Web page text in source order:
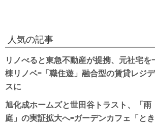
人気の記事
リノべると東急不動産が提携、元社宅を
棟リノベ=「職住遊」融合型の賃貸レジ
スに
旭化成ホームズと世田谷トラスト、「雨
庭」の実証拡大へ=ガーデンカフェ「と